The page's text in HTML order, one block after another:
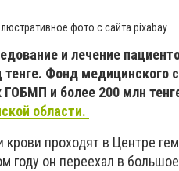
фото с сайта pixabay
и лечение
Фонд медицинского
ГОБМП и более 200 млн
области.
проходят в Центре
году он переехал в